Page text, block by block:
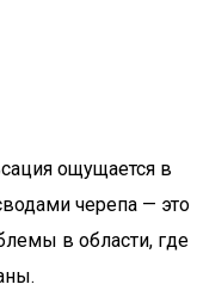
ощущается в
черепа — это
в области, где